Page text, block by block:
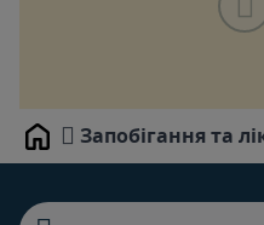
Home Запобiгання та